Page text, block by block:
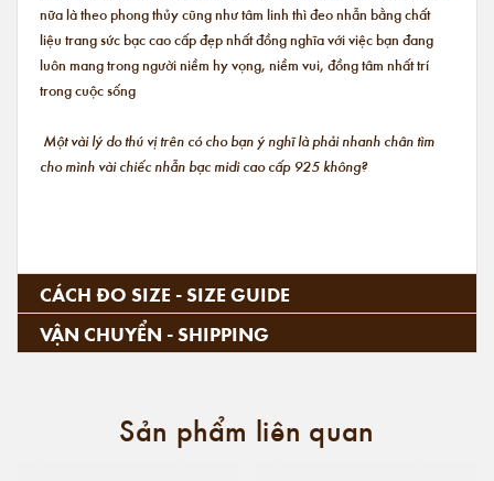
nữa là theo phong thủy cũng như tâm linh thì đeo nhẫn bằng chất
liệu trang sức bạc cao cấp đẹp nhất đồng nghĩa với việc bạn đang
luôn mang trong người niềm hy vọng, niềm vui, đồng tâm nhất trí
trong cuộc sống
Một vài lý do thú vị trên có cho bạn ý nghĩ là phải nhanh chân tìm
cho mình vài chiếc nhẫn bạc midi cao cấp 925 không?
CÁCH ĐO SIZE - SIZE GUIDE
VẬN CHUYỂN - SHIPPING
Sản phẩm liên quan